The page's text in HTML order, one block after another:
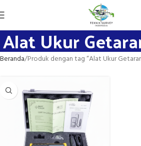
Alat Ukur
Beranda Produk dengan tag “Alat Ukur